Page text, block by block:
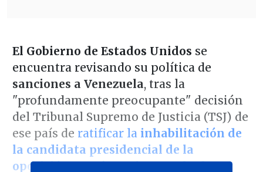
El Gobierno de Estados Unidos se
encuentra revisando su política de
sanciones a Venezuela, tras la
"profundamente preocupante" decisión
del Tribunal Supremo de Justicia (TSJ) de
ese país de ratificar la inhabilitación de
la candidata presidencial de la
oposición, María Corina Machado.